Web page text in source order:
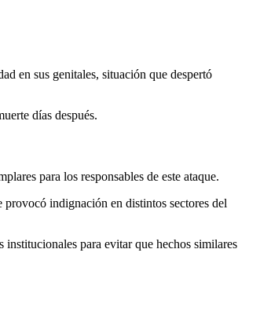
en sus genitales, situación que despertó
días después.
para los responsables de este ataque.
provocó indignación en distintos sectores del
para evitar que hechos similares